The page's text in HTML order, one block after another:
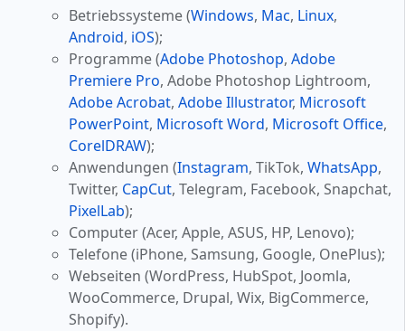
Betriebssysteme (Windows, Mac, Linux,
Android, iOS);
Programme (Adobe Photoshop, Adobe
Premiere Pro, Adobe Photoshop Lightroom,
Adobe Acrobat, Adobe Illustrator, Microsoft
PowerPoint, Microsoft Word, Microsoft Office,
CorelDRAW);
Anwendungen (Instagram, TikTok, WhatsApp,
Twitter, CapCut, Telegram, Facebook, Snapchat,
PixelLab);
Computer (Acer, Apple, ASUS, HP, Lenovo);
Telefone (iPhone, Samsung, Google, OnePlus);
Webseiten (WordPress, HubSpot, Joomla,
WooCommerce, Drupal, Wix, BigCommerce,
Shopify).